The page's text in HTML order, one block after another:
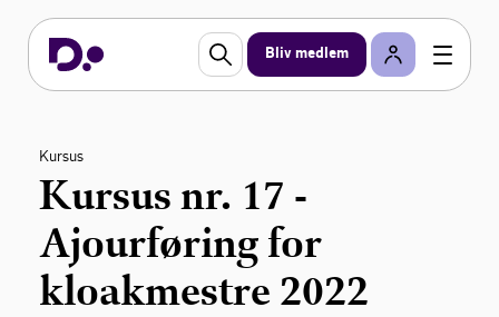
Bliv medlem
Kursus
Kursus nr. 17 -
Ajourføring for
kloakmestre 2022